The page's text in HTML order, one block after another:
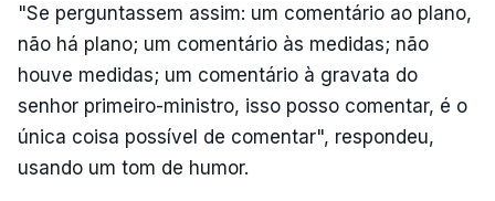
"Se perguntassem assim: um comentário ao plano,
não há plano; um comentário às medidas; não
houve medidas; um comentário à gravata do
senhor primeiro-ministro, isso posso comentar, é o
única coisa possível de comentar", respondeu,
usando um tom de humor.